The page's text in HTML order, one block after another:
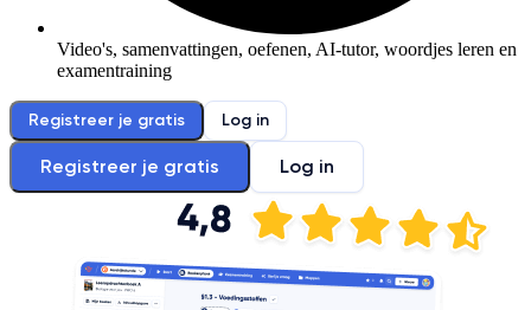
Video's, samenvattingen, oefenen, AI-tutor, woordjes leren en
examentraining
Registreer je gratis Log in
Registreer je gratis Log in